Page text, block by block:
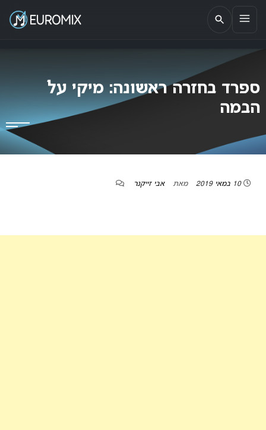
EUROMIX
אתר הבית של האירוויזיון בישראל
ספרד בחזרה ראשונה: מיקי על
הבמה
10 במאי 2019 מאת אבי זייקנר